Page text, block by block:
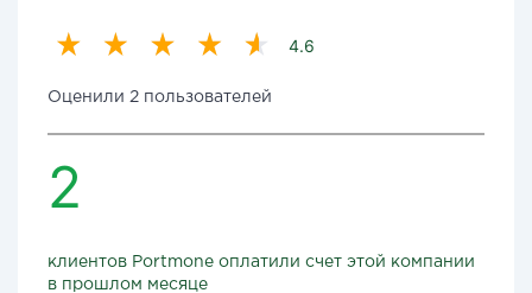
4.6
Оценили 2 пользователей
2
клиентов Portmone оплатили счет этой компании
в прошлом месяце